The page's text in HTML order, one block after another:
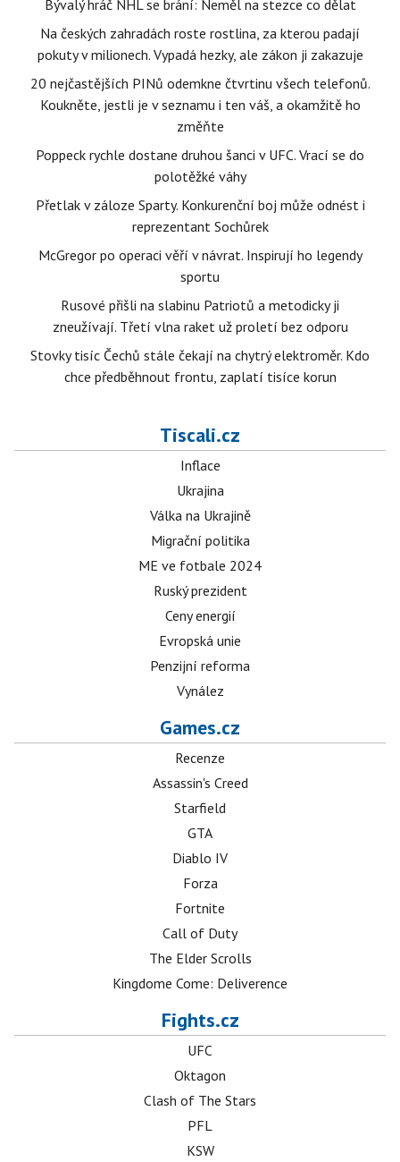
Bývalý hráč NHL se brání: Neměl na stezce co dělat
Na českých zahradách roste rostlina, za kterou padají
pokuty v milionech. Vypadá hezky, ale zákon ji zakazuje
20 nejčastějších PINů odemkne čtvrtinu všech telefonů.
Koukněte, jestli je v seznamu i ten váš, a okamžitě ho
změňte
Poppeck rychle dostane druhou šanci v UFC. Vrací se do
polotěžké váhy
Přetlak v záloze Sparty. Konkurenční boj může odnést i
reprezentant Sochůrek
McGregor po operaci věří v návrat. Inspirují ho legendy
sportu
Rusové přišli na slabinu Patriotů a metodicky ji
zneužívají. Třetí vlna raket už proletí bez odporu
Stovky tisíc Čechů stále čekají na chytrý elektroměr. Kdo
chce předběhnout frontu, zaplatí tisíce korun
Tiscali.cz
Inflace
Ukrajina
Válka na Ukrajině
Migrační politika
ME ve fotbale 2024
Ruský prezident
Ceny energií
Evropská unie
Penzijní reforma
Vynález
Games.cz
Recenze
Assassin's Creed
Starfield
GTA
Diablo IV
Forza
Fortnite
Call of Duty
The Elder Scrolls
Kingdome Come: Deliverence
Fights.cz
UFC
Oktagon
Clash of The Stars
PFL
KSW